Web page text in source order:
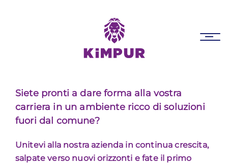
Siete pronti a dare forma alla vostra
carriera in un ambiente ricco di soluzioni
fuori dal comune?
Unitevi alla nostra azienda in continua crescita,
salpate verso nuovi orizzonti e fate il primo